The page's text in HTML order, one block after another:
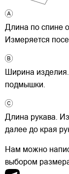
Длина по спине
Измеряется
Ширина
подмышки.
Длина рукава.
далее до края
Нам можно
выбором